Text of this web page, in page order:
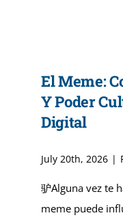
El Meme:
Y Poder
Digital
July 20th, 2026 |
驴Alguna vez te
meme puede